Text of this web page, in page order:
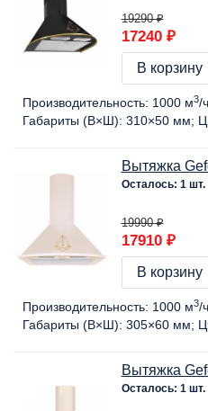
19290 ₽
17240 ₽
В корзину
Производительность: 1000 м3/ч
Габариты (В×Ш): 310×50 мм
Вытяжка
Осталось: 1 шт.
19990 ₽
17910 ₽
В корзину
Производительность: 1000 м3/ч
Габариты (В×Ш): 305×60 мм
Вытяжка
Осталось: 1 шт.